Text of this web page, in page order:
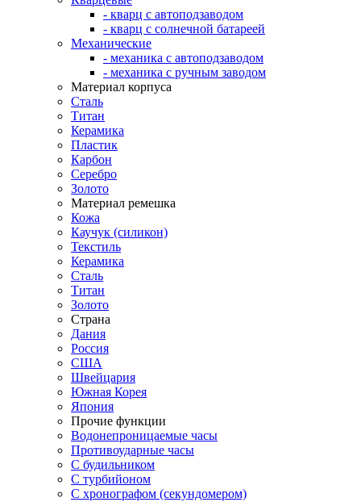
- кварц с автоподзаводом
- кварц с солнечной батареей
Механические
- механика с автоподзаводом
- механика с ручным заводом
Материал корпуса
Сталь
Титан
Керамика
Пластик
Карбон
Серебро
Золото
Материал ремешка
Кожа
Каучук (силикон)
Текстиль
Керамика
Сталь
Титан
Золото
Страна
Дания
Россия
США
Швейцария
Южная Корея
Япония
Прочие функции
Водонепроницаемые часы
Противоударные часы
С будильником
С турбийоном
С хронографом (секундомером)